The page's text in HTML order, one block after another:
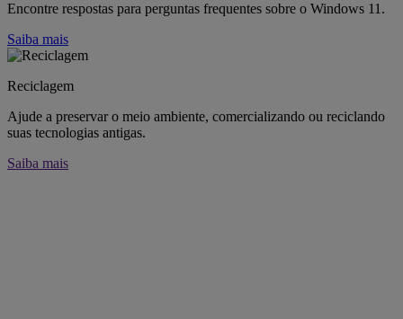
Encontre respostas para perguntas frequentes sobre o Windows 11.
Saiba mais
Reciclagem
Ajude a preservar o meio ambiente, comercializando ou reciclando
suas tecnologias antigas.
Saiba mais